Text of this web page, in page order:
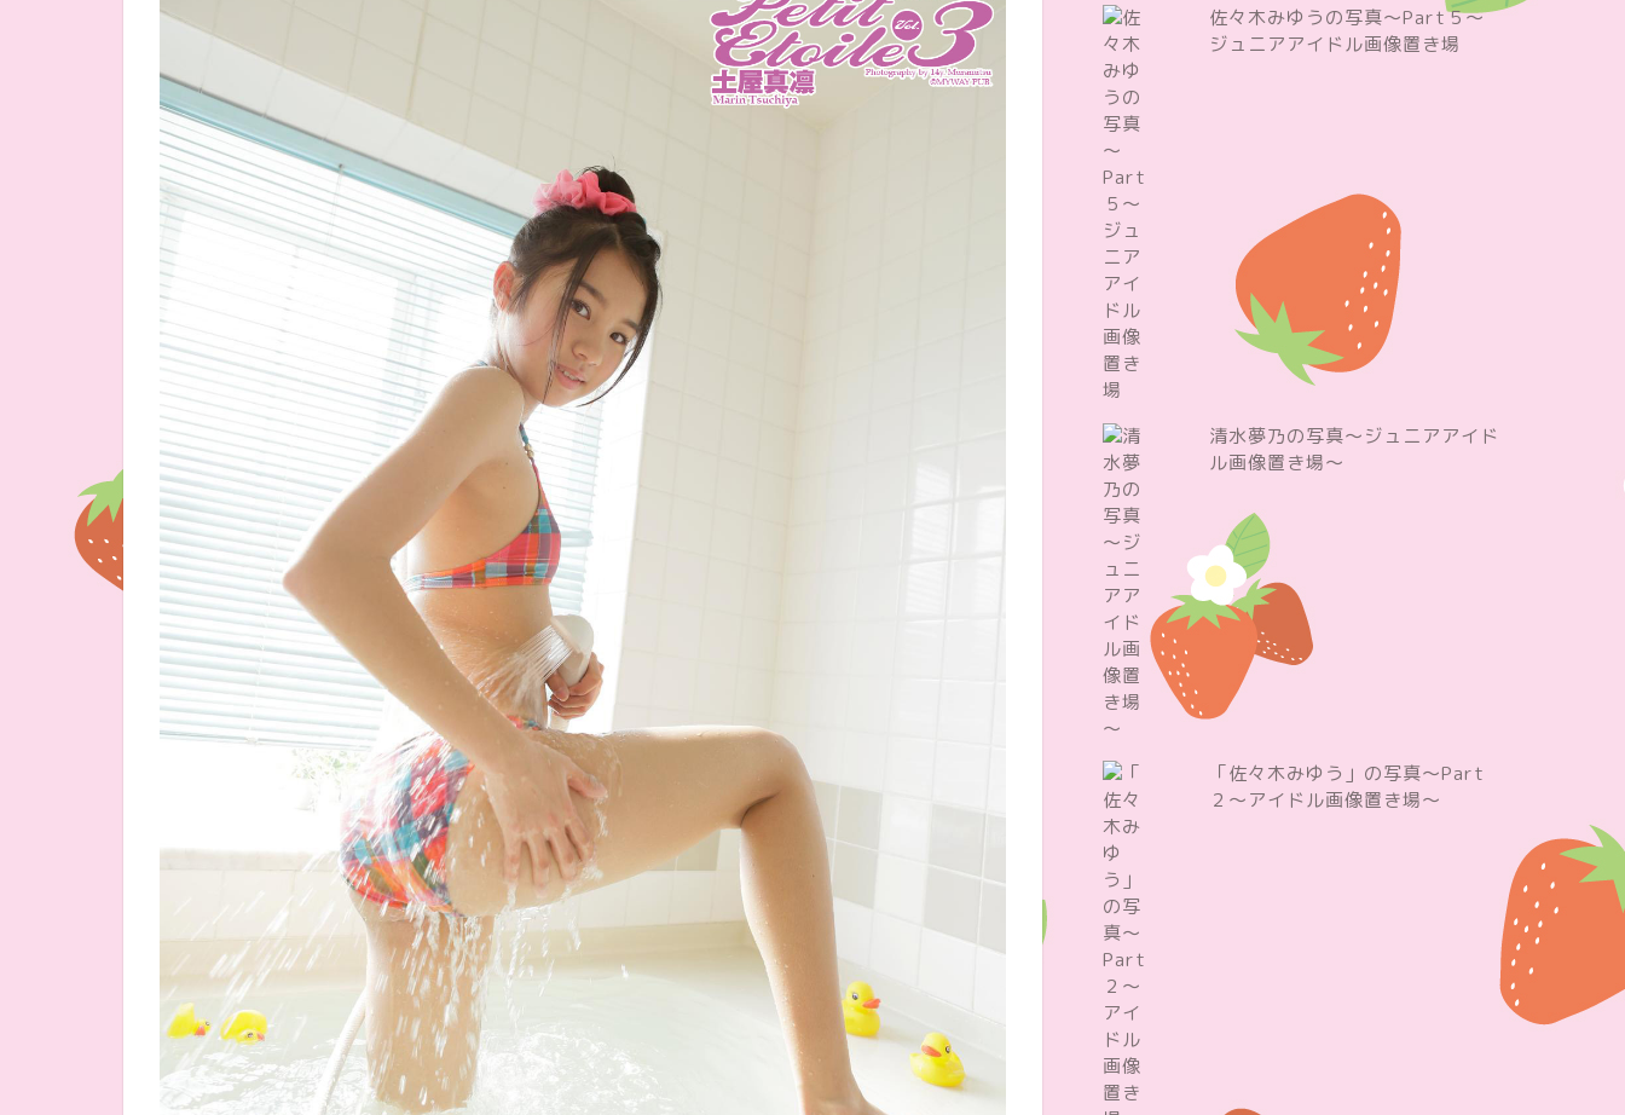
佐々木みゆうの写真～Part５～
ジュニアアイドル画像置き場
清水夢乃の写真～ジュニアアイド
ル画像置き場～
「佐々木みゆう」の写真～Part
２～アイドル画像置き場～